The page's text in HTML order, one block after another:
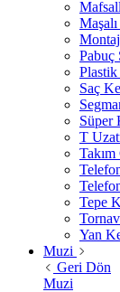
Pabuç
Plastik
Saç
Süper
T
Takım
Tepe
Yan
Muzi
Geri Dön
Muzi